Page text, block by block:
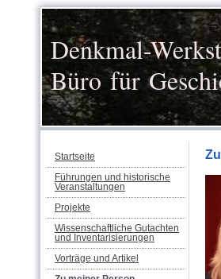
Denkmal-
Büro für
Startseite
Führungen und historische
Veranstaltungen
Projekte
Wissenschaftliche Gutachten
und Inventarisierungen
Vorträge und Artikel